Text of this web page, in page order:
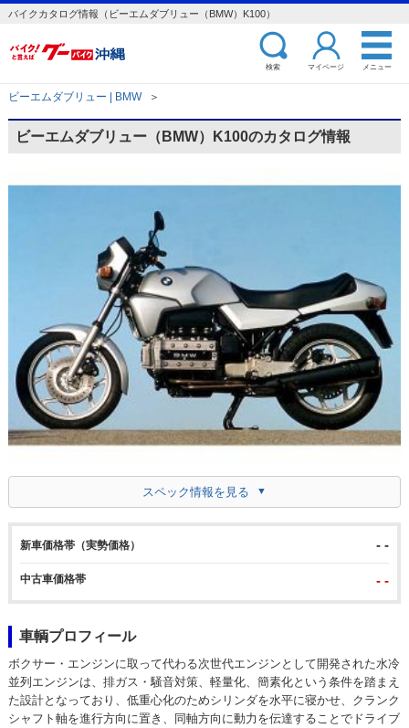
バイクカタログ情報（ビーエムダブリュー（BMW）K100）
検索 マイページ メニュー
ビーエムダブリュー | BMW ＞
ビーエムダブリュー（BMW）K100のカタログ情報
スペック情報を見る
新車価格帯（実勢価格） - -
中古車価格帯 - -
車輌プロフィール
ボクサー・エンジンに取って代わる次世代エンジンとして開発された水冷
並列エンジンは、排ガス・騒音対策、軽量化、簡素化という条件を踏まえ
た設計となっており、低重心化のためシリンダを水平に寝かせ、クランク
シャフト軸を進行方向に置き、同軸方向に動力を伝達することでドライブ